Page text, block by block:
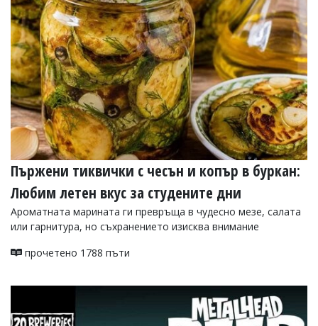
УКРАЙНА
СПОРТ
РАЗСЛЕДВАНЕ
БИЗНЕС
ЮГ
Управители:
Веселин
Василев,
email:
v.vasilev@flagman.bg
Катя
еmail:k.kassabova@flagman.bg
редактор:
Пържени тиквички с чесън и копър в буркан:
Любим летен вкус за студените дни
Ароматната марината ги превръща в чудесно мезе, салата
или гарнитура, но съхранението изисква внимание
прочетено 1788 пъти